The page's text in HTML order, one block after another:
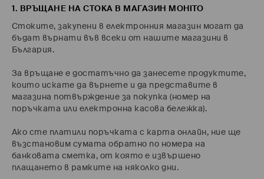
1. ВРЪЩАНЕ НА СТОКА В МАГАЗИН MOHITO
Стоките, закупени в електронния магазин могат да
бъдат върнати във всеки от нашите магазини в
България.
За връщане е достатъчно да занесете продуктите,
които искате да върнете и да представите в
магазина потвърждение за покупка (номер на
поръчката или електронна касова бележка).
Ако сте платили поръчката с карта онлайн, ние ще
възстановим сумата обратно по номера на
банковата сметка, от която е извършено
плащането в рамките на няколко дни.